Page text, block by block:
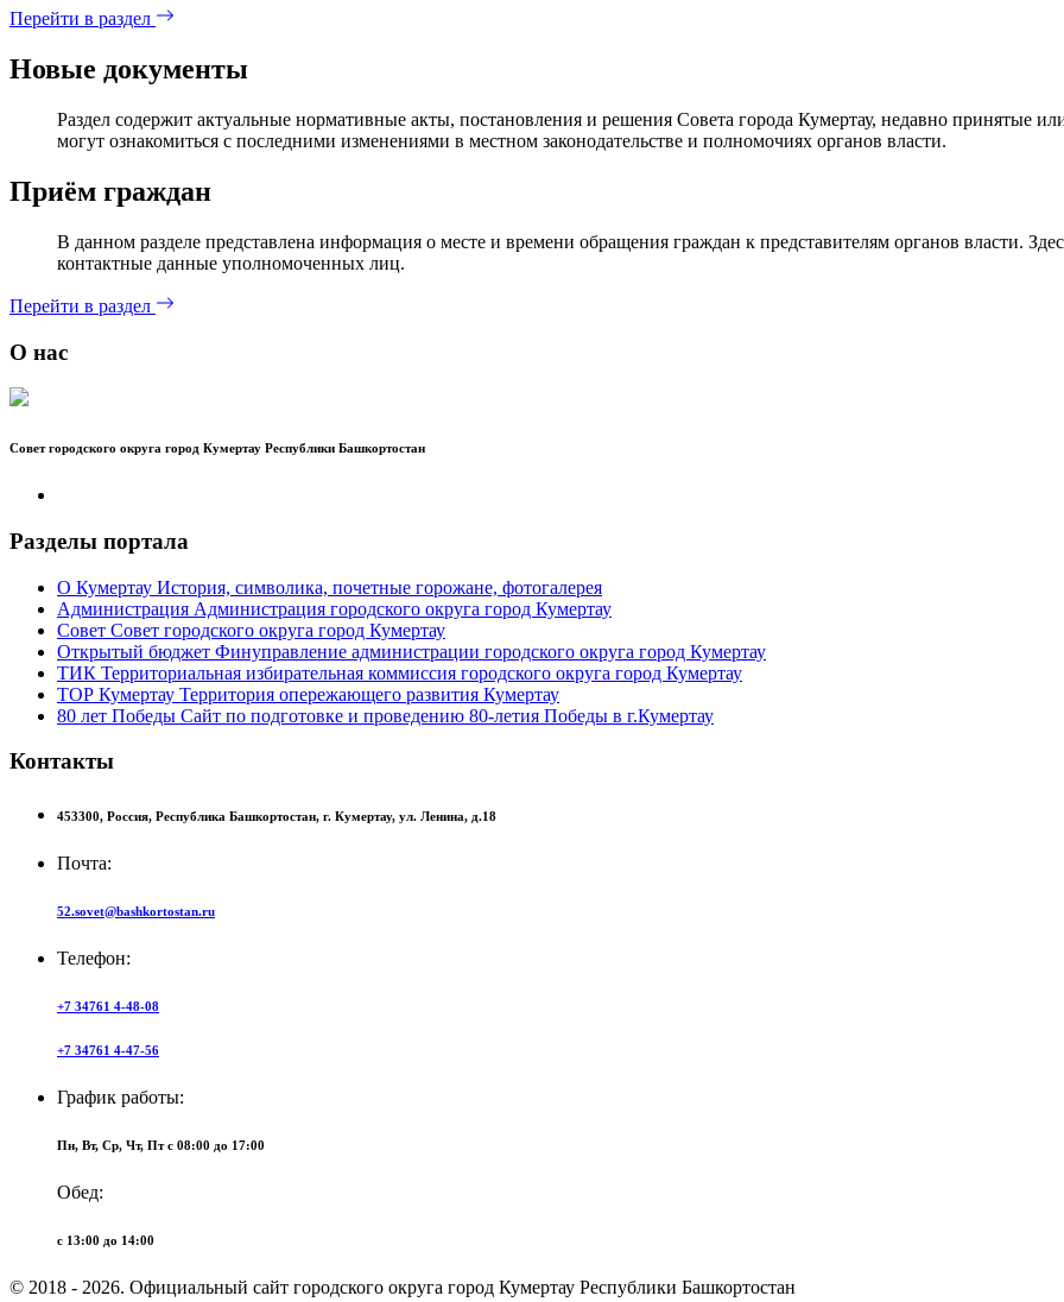
Перейти в раздел
Новые документы
Раздел содержит актуальные нормативные акты, постановления и решения Совета города Кумертау, недавно принятые
могут ознакомиться с последними изменениями в местном законодательстве и полномочиях органов власти.
Приём граждан
В данном разделе представлена информация о месте и времени обращения граждан к представителям органов власти.
контактные данные уполномоченных лиц.
Перейти в раздел
О нас
Совет городского округа город Кумертау Республики Башкортостан
Разделы портала
О Кумертау История, символика, почетные горожане, фотогалерея
Администрация Администрация городского округа город Кумертау
Совет Совет городского округа город Кумертау
Открытый бюджет Финуправление администрации городского округа город Кумертау
ТИК Территориальная избирательная коммиссия городского округа город Кумертау
ТОР Кумертау Территория опережающего развития Кумертау
80 лет Победы Сайт по подготовке и проведению 80-летия Победы в г.Кумертау
Контакты
453300, Россия, Республика Башкортостан, г. Кумертау, ул. Ленина, д.18
Почта:
52.sovet@bashkortostan.ru
Телефон:
+7 34761 4-48-08
+7 34761 4-47-56
График работы:
Пн, Вт, Ср, Чт, Пт c 08:00 до 17:00
Обед:
c 13:00 до 14:00
© 2018 - 2026. Официальный сайт городского округа город Кумертау Республики Башкортостан